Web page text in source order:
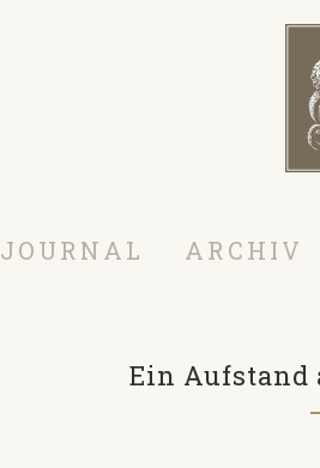
JOURNAL ARCHIV
Ein Aufstand